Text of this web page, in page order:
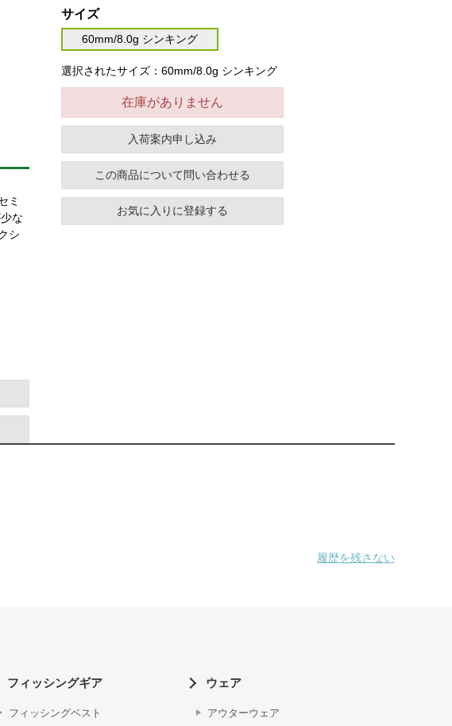
ミ
な
シ
サイズ
60mm/8.0g シンキング
選択されたサイズ：60mm/8.0g シンキング
在庫がありません
入荷案内申し込み
この商品について問い合わせる
お気に入りに登録する
履歴を残さない
フィッシングギア
フィッシングベスト
ウェア
アウターウェア